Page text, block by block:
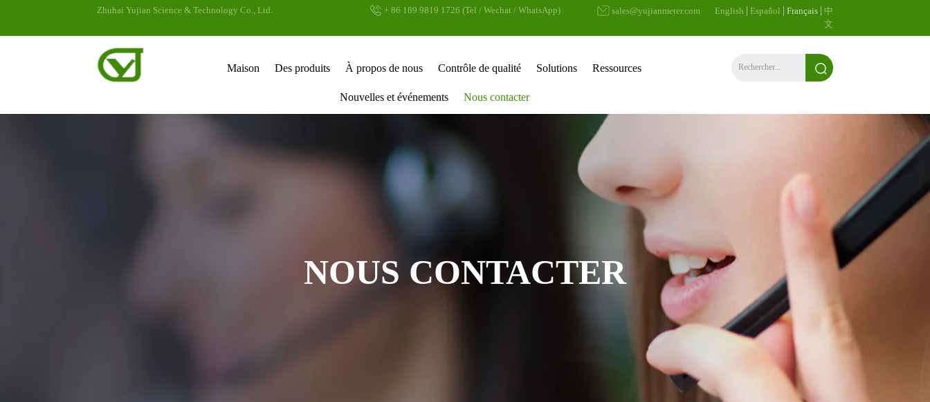
Zhuhai Yujian Science & Technology Co., Ltd. + 86 189 9819 1726 (Tel / Wechat / WhatsApp) sales@yujianmeter.com English Español Français
中
文
Maison Des produits À propos de nous Contrôle de qualité Solutions Ressources
Nouvelles et événements Nous contacter
NOUS CONTACTER